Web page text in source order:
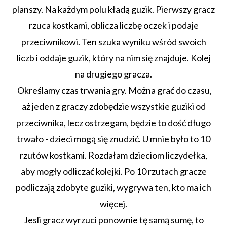
planszy. Na każdym polu kładą guzik. Pierwszy gracz
rzuca kostkami, oblicza liczbę oczek i podaje
przeciwnikowi. Ten szuka wyniku wśród swoich
liczb i oddaje guzik, który na nim się znajduje. Kolej
na drugiego gracza.
Określamy czas trwania gry. Można grać do czasu,
aż jeden z graczy zdobędzie wszystkie guziki od
przeciwnika, lecz ostrzegam, będzie to dość długo
trwało - dzieci mogą się znudzić. U mnie było to 10
rzutów kostkami. Rozdałam dzieciom liczydełka,
aby mogły odliczać kolejki. Po 10 rzutach gracze
podliczają zdobyte guziki, wygrywa ten, kto ma ich
więcej.
Jesli gracz wyrzuci ponownie tę samą sumę, to